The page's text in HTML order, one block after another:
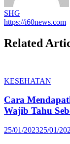
SHG
https://i60news.com
Related
KESEHATAN
Cara
Wajib Tahu
Posted
25/01/202325/01/